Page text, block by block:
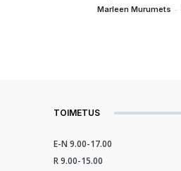
Marleen Murumets -
TOIMETUS
E-N 9.00-17.00
R 9.00-15.00